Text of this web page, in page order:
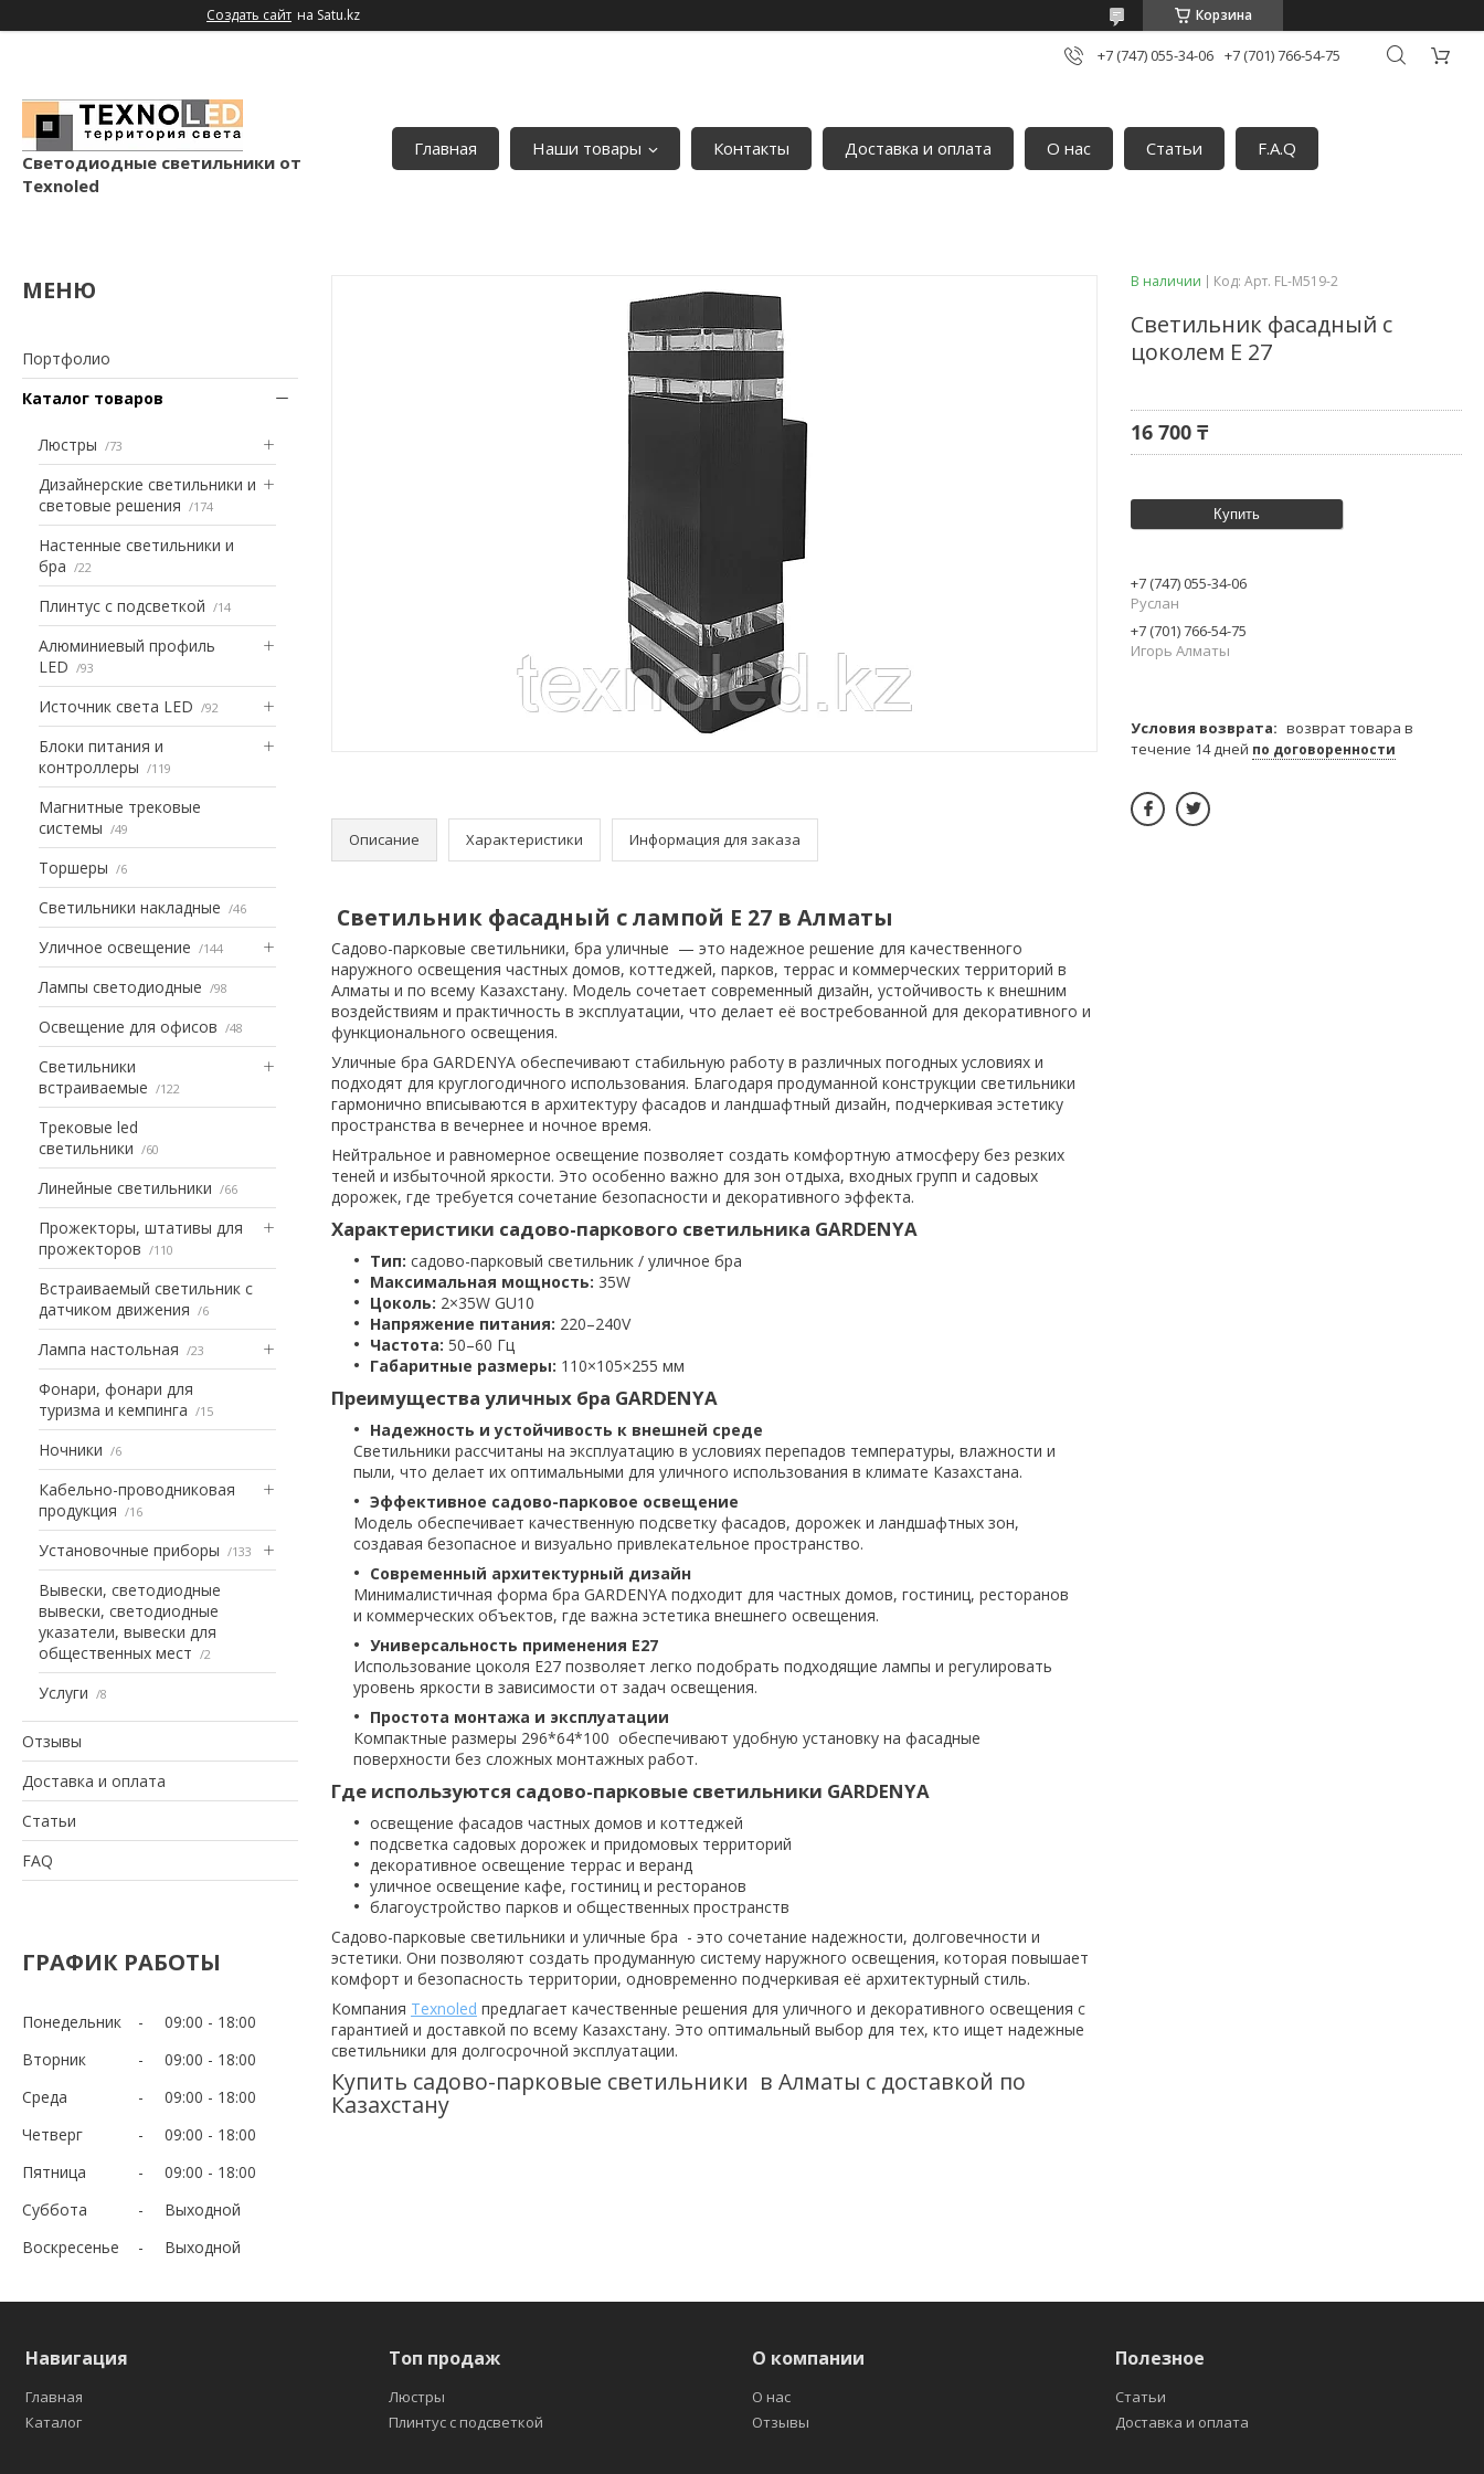
Создать сайт на Satu.kz Корзина
+7 (747) 055-34-06 +7 (701) 766-54-75
Светодиодные светильники от
Texnoled
Главная Наши товары Контакты Доставка и оплата О нас Статьи F.A.Q
Портфолио
Каталог товаров
Люстры 73
Дизайнерские светильники и
световые решения
174
Настенные светильники и
бра
22
Плинтус с подсветкой 14
Алюминиевый профиль
LED
93
Источник света LED 92
Блоки питания и
контроллеры
119
Магнитные трековые
системы
49
Торшеры 6
Светильники накладные 46
Уличное освещение 144
Лампы светодиодные 98
Освещение для офисов 48
Светильники
встраиваемые
122
Трековые led
светильники
60
Линейные светильники 66
Прожекторы, штативы для
прожекторов
110
Встраиваемый светильник с
датчиком движения
6
Лампа настольная 23
Фонари, фонари для
туризма и кемпинга
15
Ночники 6
Кабельно-проводниковая
продукция
16
Установочные приборы 133
Вывески, светодиодные
вывески, светодиодные
указатели, вывески для
общественных мест
2
Услуги 8
Отзывы
Доставка и оплата
Статьи
FAQ
ГРАФИК РАБОТЫ
Понедельник 09:00
18:00
Вторник
09:00
18:00
Среда
09:00
18:00
Четверг
09:00
18:00
Пятница
09:00
18:00
Суббота
Выходной
Воскресенье
Выходной
Описание Характеристики Информация для заказа
Светильник фасадный с лампой Е 27 в Алматы
Садово-парковые светильники, бра уличные — это надежное решение для качественного
наружного освещения частных домов, коттеджей, парков, террас и коммерческих территорий в
Алматы и по всему Казахстану. Модель сочетает современный дизайн, устойчивость к внешним
воздействиям и практичность в эксплуатации, что делает её востребованной для декоративного и
функционального освещения.
Уличные бра GARDENYA обеспечивают стабильную работу в различных погодных условиях и
подходят для круглогодичного использования. Благодаря продуманной конструкции светильники
гармонично вписываются в архитектуру фасадов и ландшафтный дизайн, подчеркивая эстетику
пространства в вечернее и ночное время.
Нейтральное и равномерное освещение позволяет создать комфортную атмосферу без резких
теней и избыточной яркости. Это особенно важно для зон отдыха, входных групп и садовых
дорожек, где требуется сочетание безопасности и декоративного эффекта.
Характеристики садово-паркового светильника GARDENYA
Тип: садово-парковый светильник / уличное бра
Максимальная мощность: 35W
Цоколь: 2×35W GU10
Напряжение питания: 220–240V
Частота: 50–60 Гц
Габаритные размеры: 110×105×255 мм
Преимущества уличных бра GARDENYA
Надежность и устойчивость к внешней среде
Светильники рассчитаны на эксплуатацию в условиях перепадов температуры, влажности и
пыли, что делает их оптимальными для уличного использования в климате Казахстана.
Эффективное садово-парковое освещение
Модель обеспечивает качественную подсветку фасадов, дорожек и ландшафтных зон,
создавая безопасное и визуально привлекательное пространство.
Современный архитектурный дизайн
Минималистичная форма бра GARDENYA подходит для частных домов, гостиниц, ресторанов
и коммерческих объектов, где важна эстетика внешнего освещения.
Универсальность применения E27
Использование цоколя E27 позволяет легко подобрать подходящие лампы и регулировать
уровень яркости в зависимости от задач освещения.
Простота монтажа и эксплуатации
Компактные размеры 296*64*100 обеспечивают удобную установку на фасадные
поверхности без сложных монтажных работ.
Где используются садово-парковые светильники GARDENYA
освещение фасадов частных домов и коттеджей
подсветка садовых дорожек и придомовых территорий
декоративное освещение террас и веранд
уличное освещение кафе, гостиниц и ресторанов
благоустройство парков и общественных пространств
Садово-парковые светильники и уличные бра - это сочетание надежности, долговечности и
эстетики. Они позволяют создать продуманную систему наружного освещения, которая повышает
комфорт и безопасность территории, одновременно подчеркивая её архитектурный стиль.
Компания Texnoled предлагает качественные решения для уличного и декоративного освещения с
гарантией и доставкой по всему Казахстану. Это оптимальный выбор для тех, кто ищет надежные
светильники для долгосрочной эксплуатации.
Купить садово-парковые светильники в Алматы с доставкой по
Казахстану
В наличии Код: Арт. FL-M519-2
Светильник фасадный с
цоколем Е 27
16 700 ₸
Купить
+7 (747) 055-34-06
Руслан
+7 (701) 766-54-75
Игорь Алматы
возврат товара в
течение 14 дней по договоренности
Навигация
Главная
Каталог
Топ продаж
Люстры
Плинтус с подсветкой
О компании
О нас
Отзывы
Полезное
Статьи
Доставка и оплата